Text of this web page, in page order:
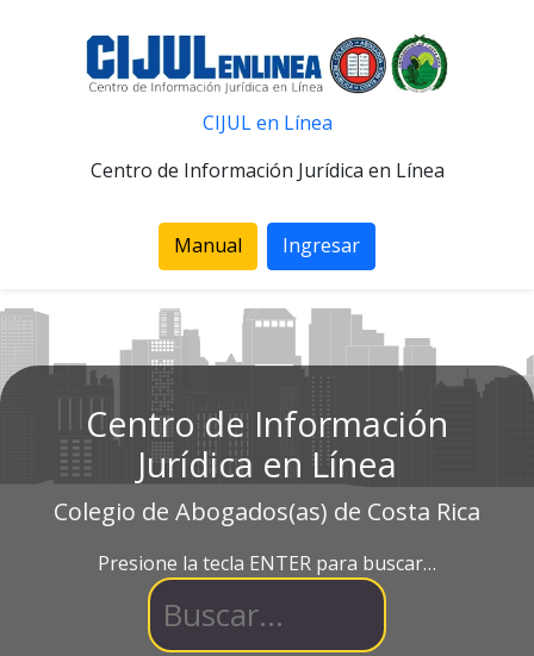
CIJUL en Línea
Centro de Información Jurídica en Línea
Manual Ingresar
Centro de Información
Jurídica en Línea
Colegio de Abogados(as) de Costa Rica
Presione la tecla ENTER para buscar…